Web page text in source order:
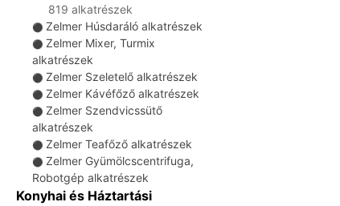
819 alkatrészek
⚫ Zelmer Húsdaráló alkatrészek
⚫ Zelmer Mixer, Turmix
alkatrészek
⚫ Zelmer Szeletelő alkatrészek
⚫ Zelmer Kávéfőző alkatrészek
⚫ Zelmer Szendvicssütő
alkatrészek
⚫ Zelmer Teafőző alkatrészek
⚫ Zelmer Gyümölcscentrifuga,
Robotgép alkatrészek
Konyhai és Háztartási